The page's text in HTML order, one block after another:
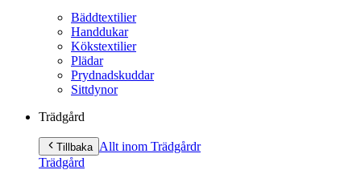
Bäddtextilier
Handdukar
Kökstextilier
Plädar
Prydnadskuddar
Sittdynor
Trädgård
Tillbaka Allt inom Trädgårdr
Trädgård